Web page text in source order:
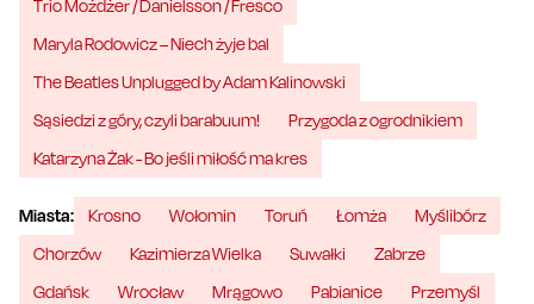
Trio Możdżer / Danielsson / Fresco
Maryla Rodowicz – Niech żyje bal
The Beatles Unplugged by Adam Kalinowski
Sąsiedzi z góry, czyli barabuum!
Przygoda z ogrodnikiem
Katarzyna Żak - Bo jeśli miłość ma kres
Miasta: Krosno Wołomin Toruń Łomża
Myślibórz
Chorzów
Kazimierza Wielka Suwałki
Zabrze
Gdańsk
Wrocław Mrągowo Pabianice
Przemyśl